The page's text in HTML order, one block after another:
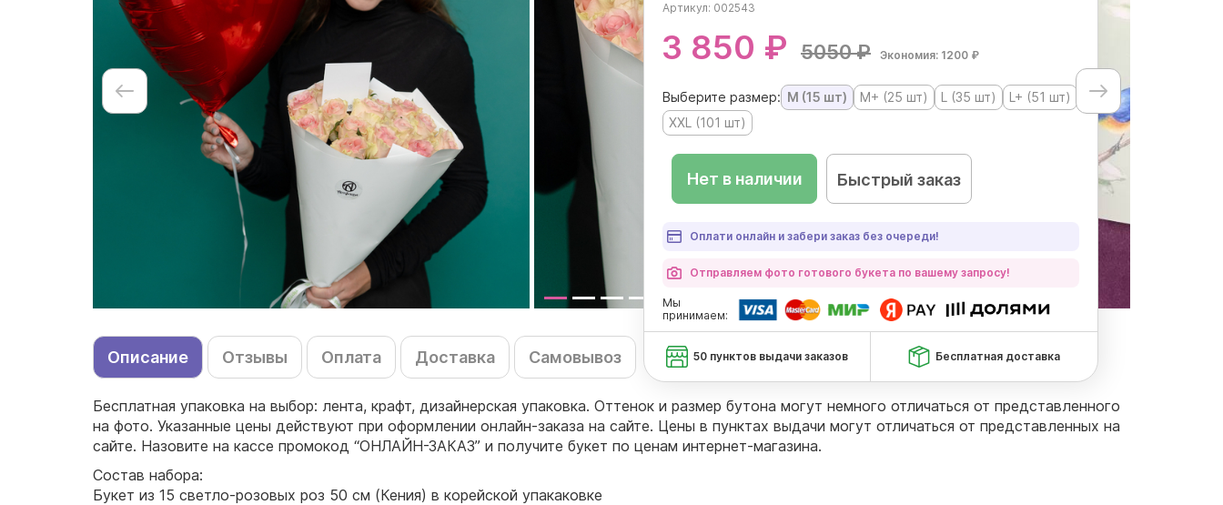
Артикул: 002543
3 850 ₽ 5050 ₽ Экономия: 1200 ₽
Выберите размер: М (15 шт) М+ (25 шт) L (35 шт)
L+ (51 шт)
XXL (101 шт)
Нет в наличии Быстрый заказ
Оплати онлайн и забери заказ без очереди!
Отправляем фото готового букета по вашему запросу!
Мы
принимаем:
50 пунктов выдачи заказов Бесплатная доставка
Описание Отзывы Оплата Доставка Самовывоз
Бесплатная упаковка на выбор: лента, крафт, дизайнерская упаковка. Оттенок и размер бутона могут немного отличаться от представленного
на фото. Указанные цены действуют при оформлении онлайн-заказа на сайте. Цены в пунктах выдачи могут отличаться от представленных на
сайте. Назовите на кассе промокод “ОНЛАЙН-ЗАКАЗ” и получите букет по ценам интернет-магазина.
Состав набора:
Букет из 15 светло-розовых роз 50 см (Кения) в корейской упакаковке